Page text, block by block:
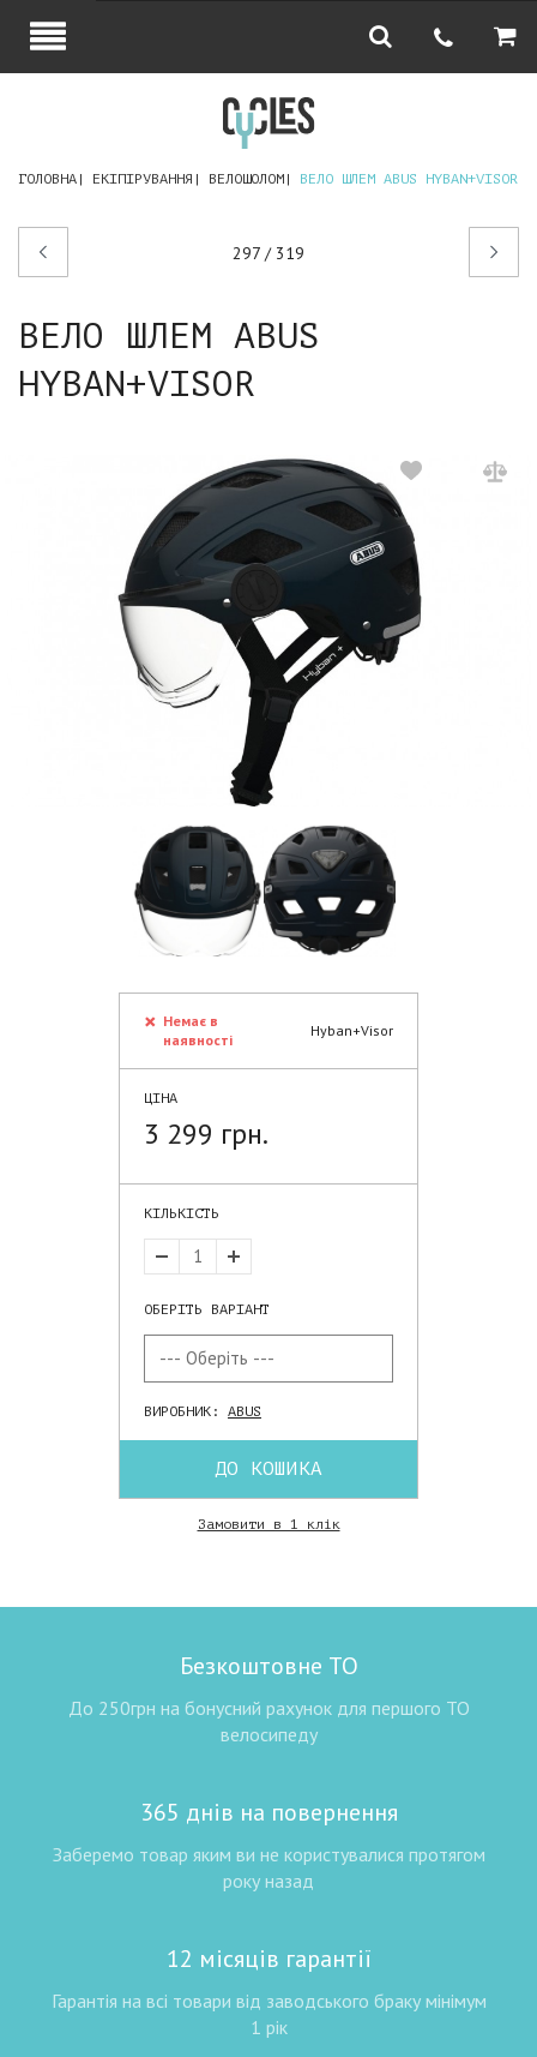
ГОЛОВНА ЕКІПІРУВАННЯ ВЕЛОШОЛОМ ВЕЛО ШЛЕМ ABUS HYBAN+VISOR
297 / 319
Наступний
ВЕЛО ШЛЕМ ABUS
HYBAN+VISOR
Немає в
наявності
Hyban+Visor
ЦІНА
3 299 грн.
КІЛЬКІСТЬ
ОБЕРІТЬ ВАРІАНТ
ВИРОБНИК: ABUS
ДО КОШИКА
Замовити в 1 клік
Безкоштовне ТО
До 250грн на бонусний рахунок для першого ТО
велосипеду
365 днів на повернення
Заберемо товар яким ви не користувалися протягом
року назад
12 місяців гарантії
Гарантія на всі товари від заводського браку мінімум
1 рік